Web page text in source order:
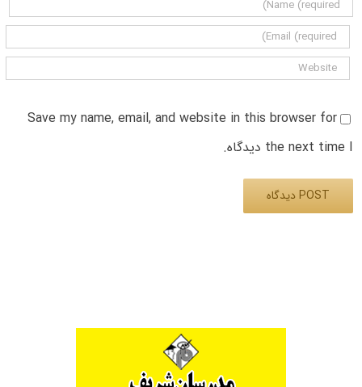
Save my name, email, and website in this browser for
the next time I دیدگاه.